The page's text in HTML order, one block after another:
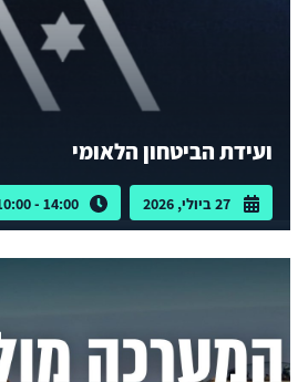
ועידת הביטחון הלאומי
27 ביולי, 2026 14:00 - 10:00